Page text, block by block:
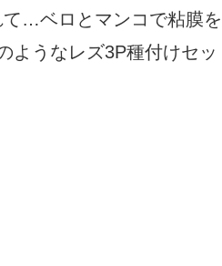
…ベロとマンコで粘膜を
ようなレズ3P種付けセッ